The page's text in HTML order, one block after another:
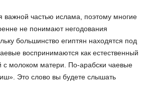
важной частью ислама, поэтому многие
не понимают негодования
большинство египтян находятся под
воспринимаются как естественный
с молоком матери. По-арабски чаевые
Это слово вы будете слышать